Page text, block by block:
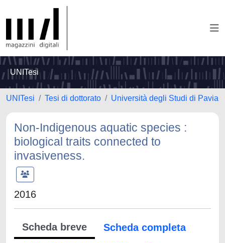
UNITesi
UNITesi Tesi di dottorato Università degli Studi di Pavia
Non-Indigenous aquatic species :
biological traits connected to
invasiveness.
2016
Scheda breve
Scheda completa